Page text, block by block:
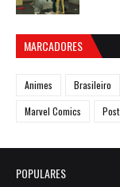
MARCADORES
Animes Brasileiro
Marvel Comics
Post
POPULARES